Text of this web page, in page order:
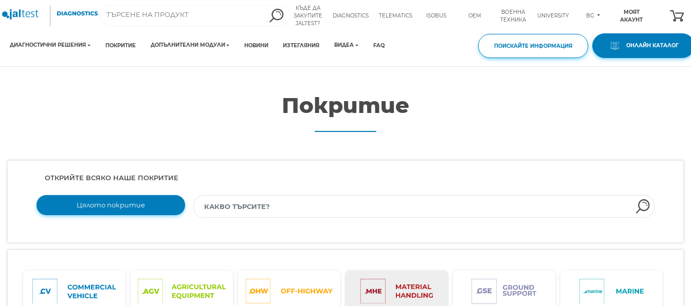
КЪДЕ ДА
ЗАКУПИТЕ
JALTEST?
DIAGNOSTICS TELEMATICS ISOBUS OEM
ВОЕННА
ТЕХНИКА
UNIVERSITY BG
МОЯТ
АКАУНТ
ДИАГНОСТИЧНИ РЕШЕНИЯ ПОКРИТИЕ ДОПЪЛНИТЕЛНИ МОДУЛИ НОВИНИ ИЗТЕГЛЯНИЯ ВИДЕА FAQ ПОИСКАЙТЕ ИНФОРМАЦИЯ ОНЛАЙН КАТАЛОГ
Покритие
ОТКРИЙТЕ ВСЯКО НАШЕ ПОКРИТИЕ
Цялото покритие